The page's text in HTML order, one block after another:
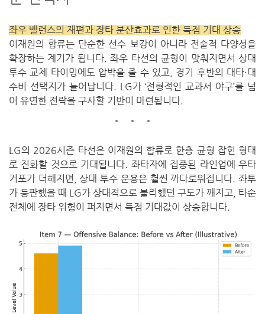
좌우 밸런스의 재편과 장타 분산효과로 인한 득점 기대 상승
이재원의 합류는 단순한 선수 보강이 아니라 전술적 다양성을
확장하는 계기가 됩니다. 좌우 타선의 균형이 맞춰지면서 상대
투수 교체 타이밍에도 압박을 줄 수 있고, 경기 후반의 대타·대
수비 선택지가 늘어납니다. LG가 ‘전형적인 교과서 야구’를 넘
어 유연한 전략을 구사할 기반이 마련됩니다.
LG의 2026시즌 타선은 이재원의 합류로 한층 균형 잡힌 형태
로 진화할 것으로 기대됩니다. 좌타자에 집중된 라인업에 우타
거포가 더해지면, 상대 투수 운용은 훨씬 까다로워집니다. 좌투
가 등판했을 때 LG가 상대적으로 불리했던 구도가 깨지고, 타순
전체에 장타 위험이 퍼지면서 득점 기대값이 상승합니다.